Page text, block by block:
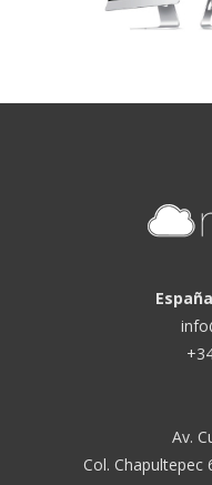
Av.
Col. Chapultepec